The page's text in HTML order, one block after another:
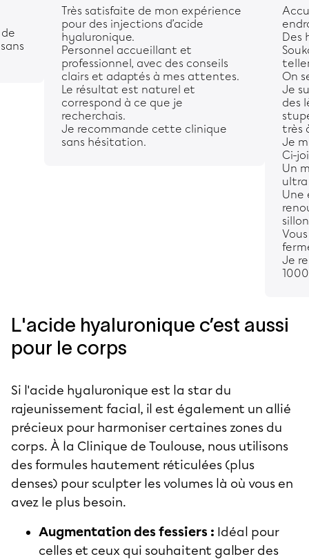
Très satisfaite de mon expérience
pour des injections d’acide
hyaluronique.
Personnel accueillant et
professionnel, avec des conseils
clairs et adaptés à mes attentes.
Le résultat est naturel et
correspond à ce que je
recherchais.
Je recommande cette clinique
sans hésitation.
Des
On
Je
des
très
Je
Ci-
Un
ultra
Une
Je
L'acide hyaluronique c’est aussi
pour le corps
Si l'acide hyaluronique est la star du
rajeunissement facial, il est également un allié
précieux pour harmoniser certaines zones du
corps. À la Clinique de Toulouse, nous utilisons
des formules hautement réticulées (plus
denses) pour sculpter les volumes là où vous en
avez le plus besoin.
Augmentation des fessiers : Idéal pour
celles et ceux qui souhaitent galber des